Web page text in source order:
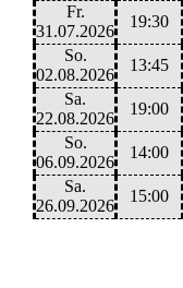
Fr.
31.07.2026
19:30
So.
02.08.2026
13:45
Sa.
22.08.2026
19:00
So.
06.09.2026
14:00
Sa.
26.09.2026
15:00